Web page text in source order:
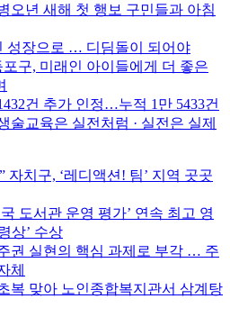
오년 새해 첫 행보 구민들과 아침
성장으로 … 디딤돌이 되어야
구, 미래인 아이들에게 더 좋은
건 추가 인정…누적 1만 5433건
술교육은 실전처럼 · 실전은 실제
자치구, ‘레디액션! 팀’ 지역 곳곳
도서관 운영 평가’ 연속 최고 영
상’ 수상
권 실현의 핵심 과제로 부각 … 주
체
복 맞아 노인종합복지관서 삼계탕